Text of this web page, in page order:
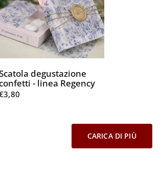
degustazione
confetti - linea Regency
CARICA DI PIÙ